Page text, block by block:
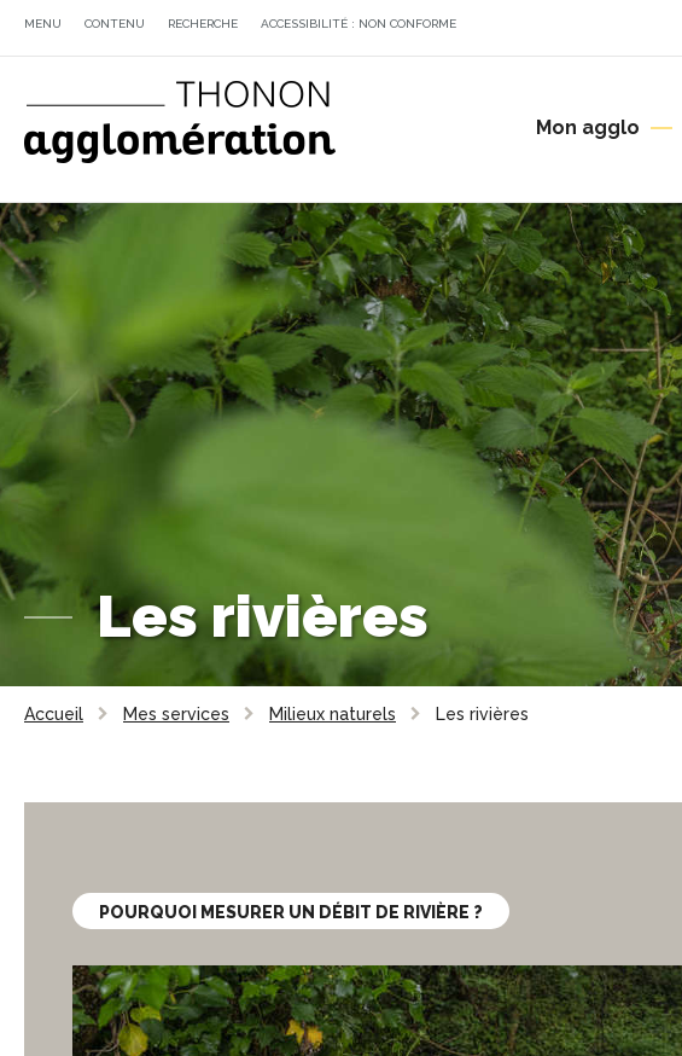
MENU CONTENU RECHERCHE ACCESSIBILITÉ : NON CONFORME
Mon agglo
Les rivières
Accueil Mes services Milieux naturels Les rivières
POURQUOI MESURER UN DÉBIT DE RIVIÈRE ?